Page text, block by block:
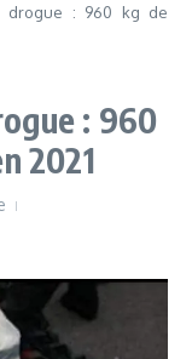
drogue : 960 kg de
: 960
2021